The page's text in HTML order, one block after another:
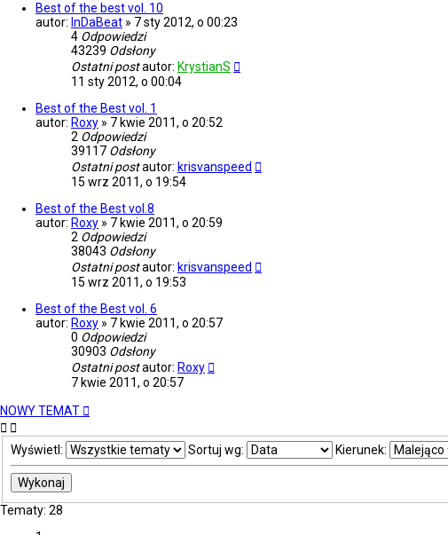
Best of the best vol. 10
autor: InDaBeat » 7 sty 2012, o 00:23
4 Odpowiedzi
43239 Odsłony
Ostatni postautor: KrystianS
11 sty 2012, o 00:04
Best of the Best vol. 1
autor: Roxy » 7 kwie 2011, o 20:52
2 Odpowiedzi
39117 Odsłony
Ostatni postautor: krisvanspeed
15 wrz 2011, o 19:54
Best of the Best vol.8
autor: Roxy » 7 kwie 2011, o 20:59
2 Odpowiedzi
38043 Odsłony
Ostatni postautor: krisvanspeed
15 wrz 2011, o 19:53
Best of the Best vol. 6
autor: Roxy » 7 kwie 2011, o 20:57
0 Odpowiedzi
30903 Odsłony
Ostatni postautor: Roxy
7 kwie 2011, o 20:57
NOWY TEMAT
Wyświetl: Sortuj wg: Kierunek:
Tematy: 28